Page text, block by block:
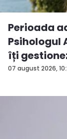
07 august 2026,
Perioada
Psihologul
îți
rezu...